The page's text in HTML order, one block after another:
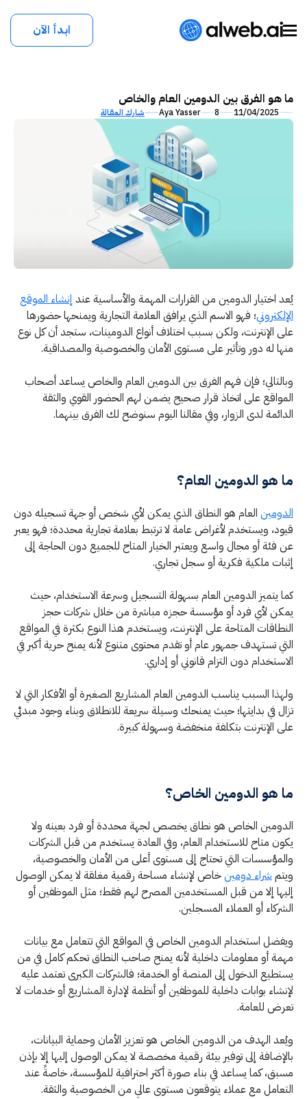
ابدأ الآن
ما هو الفرق بين الدومين العام والخاص
11/04/2025
8
Aya Yasser شارك المقالة
يُعد اختيار الدومين من القرارات المهمة والأساسية عند إنشاء الموقع
الإلكتروني؛ فهو الاسم الذي يرافق العلامة التجارية ويمنحها حضورها
على الإنترنت، ولكن بسبب اختلاف أنواع الدومينات، ستجد أن كل نوع
منها له دور وتأثير على مستوى الأمان والخصوصية والمصداقية.
وبالتالي؛ فإن فهم الفرق بين الدومين العام والخاص يساعد أصحاب
المواقع على اتخاذ قرار صحيح يضمن لهم الحضور القوي والثقة
الدائمة لدى الزوار، وفي مقالنا اليوم سنوضح لك الفرق بينهما.
ما هو الدومين العام؟
الدومين العام هو النطاق الذي يمكن لأي شخص أو جهة تسجيله دون
قيود، ويستخدم لأغراض عامة لا ترتبط بعلامة تجارية محددة؛ فهو يعبر
عن فئة أو مجال واسع ويعتبر الخيار المتاح للجميع دون الحاجة إلى
إثبات ملكية فكرية أو سجل تجاري.
كما يتميز الدومين العام بسهولة التسجيل وسرعة الاستخدام، حيث
يمكن لأي فرد أو مؤسسة حجزه مباشرة من خلال شركات حجز
النطاقات المتاحة على الإنترنت، ويستخدم هذا النوع بكثرة في المواقع
التي تستهدف جمهور عام أو تقدم محتوى متنوع لأنه يمنح حرية أكبر في
الاستخدام دون التزام قانوني أو إداري.
ولهذا السبب يناسب الدومين العام المشاريع الصغيرة أو الأفكار التي لا
تزال في بدايتها؛ حيث يمنحك وسيلة سريعة للانطلاق وبناء وجود مبدئي
على الإنترنت بتكلفة منخفضة وسهولة كبيرة.
ما هو الدومين الخاص؟
الدومين الخاص هو نطاق يخصص لجهة محددة أو فرد بعينه ولا
يكون متاح للاستخدام العام، وفي العادة يستخدم من قبل الشركات
والمؤسسات التي تحتاج إلى مستوى أعلى من الأمان والخصوصية،
ويتمشراء دومينخاص لإنشاء مساحة رقمية مغلقة لا يمكن الوصول
إليها إلا من قبل المستخدمين المصرح لهم فقط؛ مثل الموظفين أو
الشركاء أو العملاء المسجلين.
ويفضل استخدام الدومين الخاص في المواقع التي تتعامل مع بيانات
مهمة أو معلومات داخلية لأنه يمنح صاحب النطاق تحكم كامل في من
يستطيع الدخول إلى المنصة أو الخدمة؛ فالشركات الكبرى تعتمد عليه
لإنشاء بوابات داخلية للموظفين أو أنظمة لإدارة المشاريع أو خدمات لا
تعرض للعامة.
ويُعد الهدف من الدومين الخاص هو تعزيز الأمان وحماية البيانات،
بالإضافة إلى توفير بيئة رقمية مخصصة لا يمكن الوصول إليها إلا بإذن
مسبق، كما يساعد في بناء صورة أكثر احترافية للمؤسسة، خاصةً عند
التعامل مع عملاء يتوقعون مستوى عالي من الخصوصية والثقة.